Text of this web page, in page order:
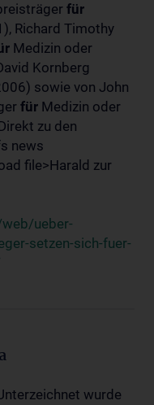
für
Richard Timothy
Medizin oder
Kornberg
sowie von John
für Medizin oder
zu den
news
file>Harald zur
ueber-
setzen-sich-fuer-
wurde